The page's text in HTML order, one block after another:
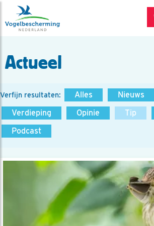
Actueel
Verfijn resultaten: Alles Nieuws
Verdieping
Opinie Tip
Podcast